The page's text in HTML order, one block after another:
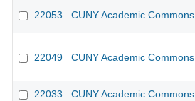
22053 CUNY Academic Commons
22049 CUNY Academic Commons
22033 CUNY Academic Commons